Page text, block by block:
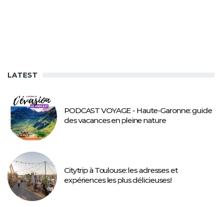
LATEST
PODCAST VOYAGE - Haute-Garonne: guide
des vacances en pleine nature
Citytrip à Toulouse: les adresses et
expériences les plus délicieuses!